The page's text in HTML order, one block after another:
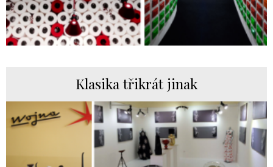
Klasika třikrát jinak